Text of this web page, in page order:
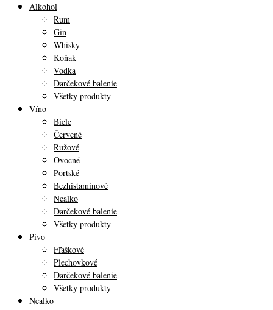
Alkohol
Rum
Gin
Whisky
Koňak
Vodka
Darčekové balenie
Všetky produkty
Víno
Biele
Červené
Ružové
Ovocné
Portské
Bezhistamínové
Nealko
Darčekové balenie
Všetky produkty
Pivo
Fľaškové
Plechovkové
Darčekové balenie
Všetky produkty
Nealko